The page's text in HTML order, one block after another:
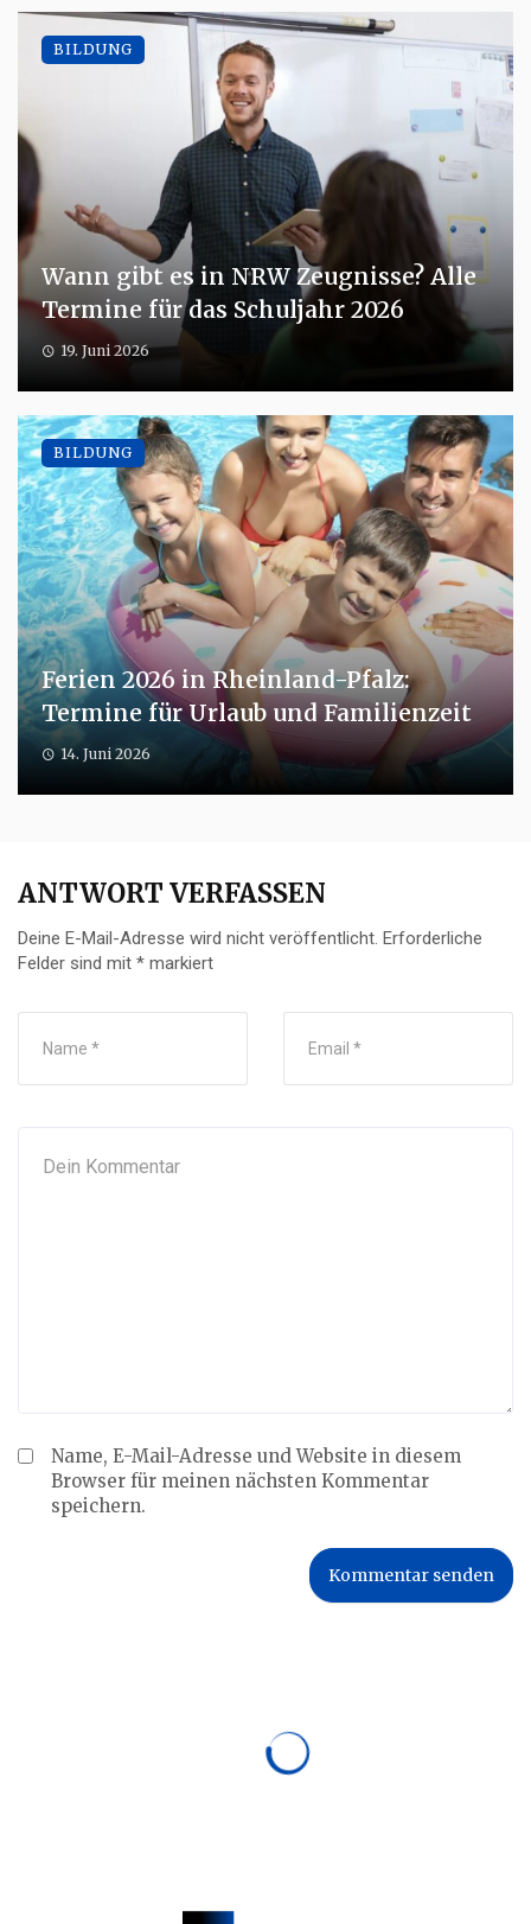
Wann gibt es in NRW Zeugnisse? Alle
Termine für das Schuljahr 2026
19. Juni 2026
BILDUNG
Ferien 2026 in Rheinland-Pfalz:
Termine für Urlaub und Familienzeit
14. Juni 2026
BILDUNG
ANTWORT VERFASSEN
Deine E-Mail-Adresse wird nicht veröffentlicht. Erforderliche
Felder sind mit * markiert
Name, E-Mail-Adresse und Website in diesem
Browser für meinen nächsten Kommentar
speichern.